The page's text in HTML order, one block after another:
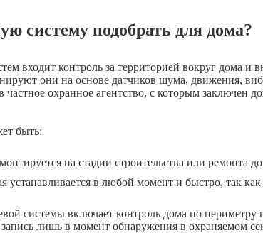
систему подобрать для дома?
входит контроль за территорией вокруг дома и
они на основе датчиков шума, движения,
частное охранное агентство, с которым заключен
быть:
на стадии строительства или ремонта
устанавливается в любой момент и быстро, так
системы включает контроль дома по
лишь в момент обнаружения в охраняемом